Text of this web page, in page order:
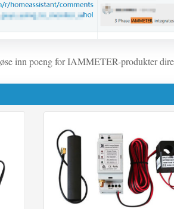
inn poeng for IAMMETER-produkter